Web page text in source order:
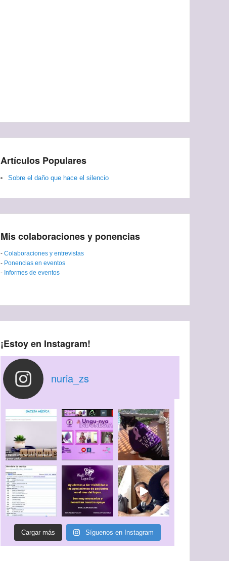
Artículos Populares
Sobre el daño que hace el silencio
Mis colaboraciones y ponencias
- Colaboraciones y entrevistas
- Ponencias en eventos
- Informes de eventos
¡Estoy en Instagram!
nuria_zs
Cargar más Síguenos en Instagram